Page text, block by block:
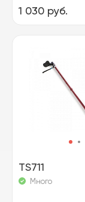
1 030 руб.
TS711
Много